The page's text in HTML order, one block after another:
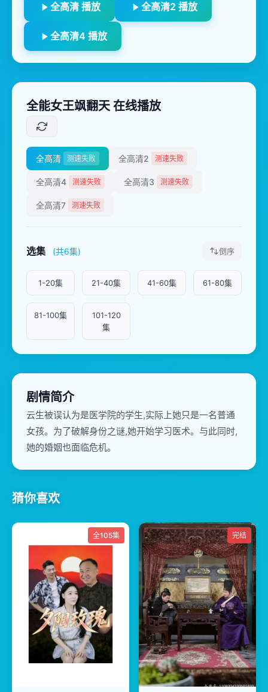
全高清 播放 全高清2 播放
全高清4 播放
全能女王飒翻天 在线播放
全高清 测速失败 全高清2 测速失败
全高清4 测速失败 全高清3 测速失败
全高清7 测速失败
选集 (共6集) 倒序
1-20集 21-40集 41-60集 61-80集
81-100集
101-120
集
剧情简介
云生被误认为是医学院的学生,实际上她只是一名普通
女孩。为了破解身份之谜,她开始学习医术。与此同时,
她的婚姻也面临危机。
猜你喜欢
全105集 完结